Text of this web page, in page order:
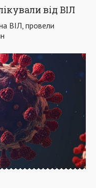
від ВІЛ
ВІЛ, провели